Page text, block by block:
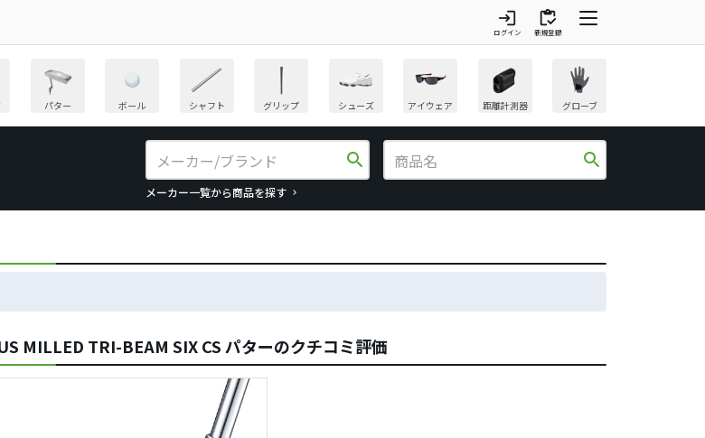
login
ログイン
inventory
新規登録
パター ボール シャフト グリップ シューズ アイウェア 距離計測器 グローブ
search
メーカー一覧から商品を探す
search
MILLED TRI-BEAM SIX CS パターのクチコミ評価